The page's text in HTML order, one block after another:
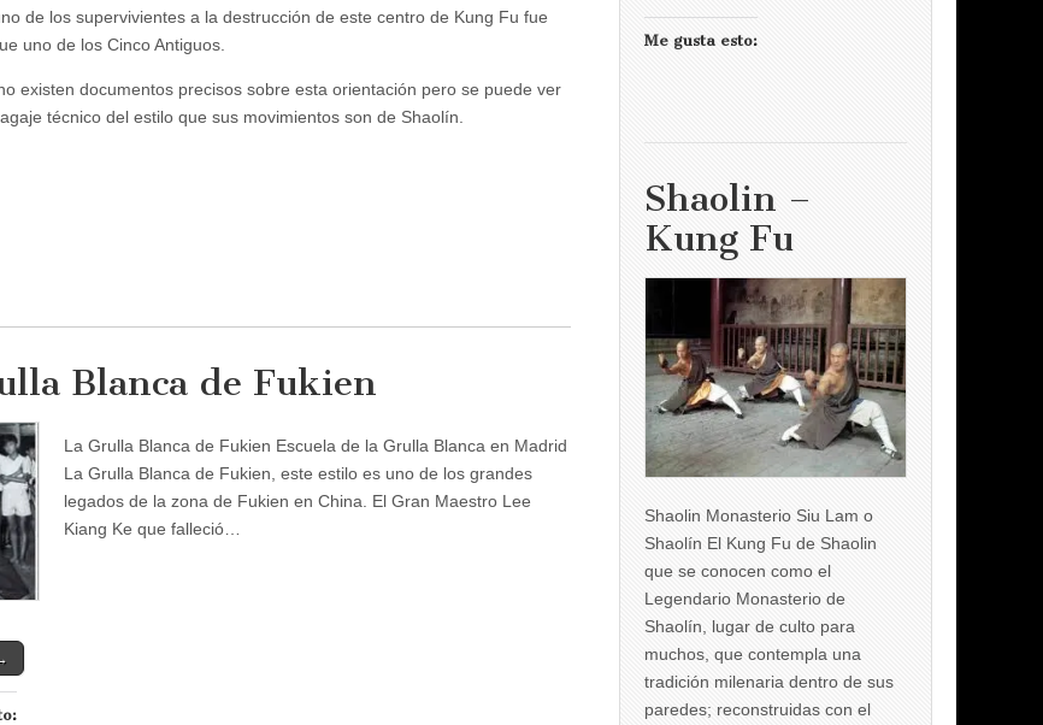
de los supervivientes a la destrucción de este centro de Kung Fu fue
uno de los Cinco Antiguos.
existen documentos precisos sobre esta orientación pero se puede ver
técnico del estilo que sus movimientos son de Shaolín.
Blanca de Fukien
La Grulla Blanca de Fukien Escuela de la Grulla Blanca en Madrid
La Grulla Blanca de Fukien, este estilo es uno de los grandes
legados de la zona de Fukien en China. El Gran Maestro Lee
Kiang Ke que falleció…
Me gusta esto:
Shaolin –
Kung Fu
Shaolin Monasterio Siu Lam o
Shaolín El Kung Fu de Shaolin
que se conocen como el
Legendario Monasterio de
Shaolín, lugar de culto para
muchos, que contempla una
tradición milenaria dentro de sus
paredes; reconstruidas con el